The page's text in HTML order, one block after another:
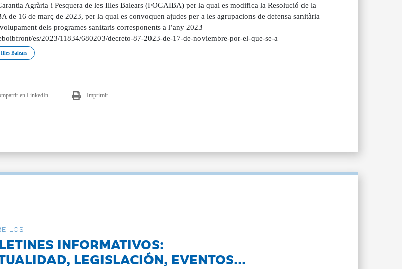
Agrària i Pesquera de les Illes Balears (FOGAIBA) per la qual es modifica la Resolució de la
de 16 de març de 2023, per la qual es convoquen ajudes per a les agrupacions de defensa sanitària
dels programes sanitaris corresponents a l’any 2023
es/2023/11834/680203/decreto-87-2023-de-17-de-noviembre-por-el-que-se-a
Balears
en LinkedIn Imprimir
LOS
INFORMATIVOS:
LEGISLACIÓN, EVENTOS...